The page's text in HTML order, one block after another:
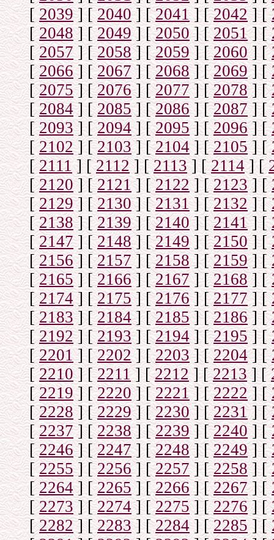
[ 2039] [2040] [2041] [2042] [
[2048] [2049] [2050] [2051] [
[2057] [2058] [2059 ] [2060] [
[2066] [2067] [2068] [2069] [
[2075] [2076] [2077] [2078] [
[2084] [2085] [2086] [2087] [
[2093] [2094] [2095] [2096] [
[2102] [2103] [2104 ] [2105] [
[2111] [2112] [2113] [2114] [
[2120] [2121] [2122] [2123] [
[2129] [2130] [2131] [2132] [
[2138] [2139] [2140] [2141] [
[2147] [2148] [2149] [2150] [
[2156] [2157] [2158] [2159] [
[2165] [2166] [2167] [2168] [
[2174] [2175] [2176] [2177] [
[2183] [2184] [2185] [2186] [
[2192] [2193] [2194] [2195] [
[2201] [2202] [2203] [2204] [
[2210] [2211] [2212] [2213] [
[2219] [2220] [2221] [2222] [
[2228] [2229] [2230] [2231] [
[2237] [2238] [2239] [2240] [
[2246] [2247] [2248] [2249] [
[2255] [2256] [2257] [2258] [
[2264] [2265] [2266] [2267] [
[2273] [2274] [2275] [2276] [
[2282] [2283] [2284] [2285] [